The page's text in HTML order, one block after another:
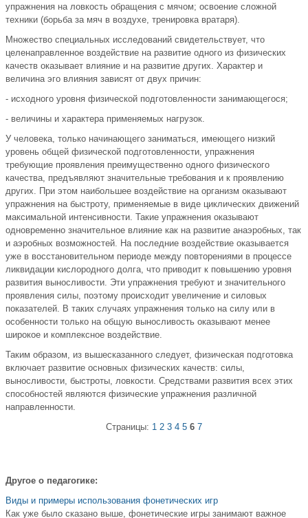
упражнения на ловкость обращения с мячом; освоение сложной
техники (борьба за мяч в воздухе, тренировка вратаря).
Множество специальных исследований свидетельствует, что
целенаправленное воздействие на развитие одного из физических
качеств оказывает влияние и на развитие других. Характер и
величина эго влияния зависят от двух причин:
- исходного уровня физической подготовленности занимающегося;
- величины и характера применяемых нагрузок.
У человека, только начинающего заниматься, имеющего низкий
уровень общей физической подготовленности, упражнения
требующие проявления преимущественно одного физического
качества, предъявляют значительные требования и к проявлению
других. При этом наибольшее воздействие на организм оказывают
упражнения на быстроту, применяемые в виде циклических движений
максимальной интенсивности. Такие упражнения оказывают
одновременно значительное влияние как на развитие анаэробных, так
и аэробных возможностей. На последние воздействие оказывается
уже в восстановительном периоде между повторениями в процессе
ликвидации кислородного долга, что приводит к повышению уровня
развития выносливости. Эти упражнения требуют и значительного
проявления силы, поэтому происходит увеличение и силовых
показателей. В таких случаях упражнения только на силу или в
особенности только на общую выносливость оказывают менее
широкое и комплексное воздействие.
Таким образом, из вышесказанного следует, физическая подготовка
включает развитие основных физических качеств: силы,
выносливости, быстроты, ловкости. Средствами развития всех этих
способностей являются физические упражнения различной
направленности.
Страницы: 1 2 3 4 5 6 7
Другое о педагогике:
Виды и примеры использования фонетических игр
Как уже было сказано выше, фонетические игры занимают важное